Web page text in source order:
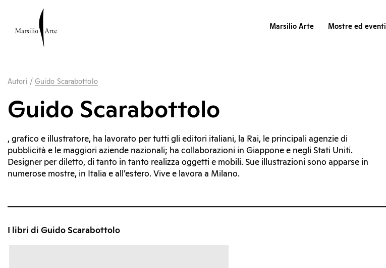
Marsilio Arte Mostre ed eventi
Autori / Guido Scarabottolo
Guido Scarabottolo
, grafico e illustratore, ha lavorato per tutti gli editori italiani, la Rai, le principali agenzie di
pubblicità e le maggiori aziende nazionali; ha collaborazioni in Giappone e negli Stati Uniti.
Designer per diletto, di tanto in tanto realizza oggetti e mobili. Sue illustrazioni sono apparse in
numerose mostre, in Italia e all’estero. Vive e lavora a Milano.
I libri di Guido Scarabottolo